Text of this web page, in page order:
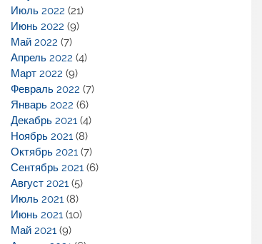
Июль 2022 (21)
Июнь 2022 (9)
Май 2022 (7)
Апрель 2022 (4)
Март 2022 (9)
Февраль 2022 (7)
Январь 2022 (6)
Декабрь 2021 (4)
Ноябрь 2021 (8)
Октябрь 2021 (7)
Сентябрь 2021 (6)
Август 2021 (5)
Июль 2021 (8)
Июнь 2021 (10)
Май 2021 (9)